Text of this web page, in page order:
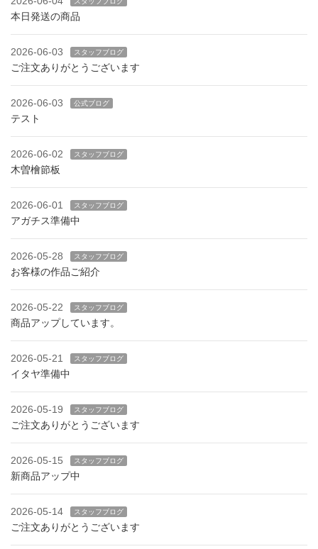
本日発送の商品
2026-06-03 スタッフブログ
ご注文ありがとうございます
2026-06-03 公式ブログ
テスト
2026-06-02 スタッフブログ
木曽檜節板
2026-06-01 スタッフブログ
アガチス準備中
2026-05-28 スタッフブログ
お客様の作品ご紹介
2026-05-22 スタッフブログ
商品アップしています。
2026-05-21 スタッフブログ
イタヤ準備中
2026-05-19 スタッフブログ
ご注文ありがとうございます
2026-05-15 スタッフブログ
新商品アップ中
2026-05-14 スタッフブログ
ご注文ありがとうございます